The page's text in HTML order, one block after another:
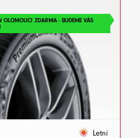
OLOMOUCI ZDARMA - BUDEME VÁS
Letní